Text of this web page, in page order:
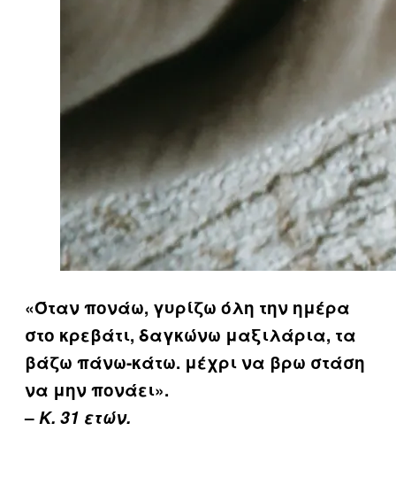
«Όταν πονάω, γυρίζω όλη την ημέρα
στο κρεβάτι, δαγκώνω μαξιλάρια, τα
βάζω πάνω-κάτω. μέχρι να βρω στάση
να μην πονάει».
–Κ. 31 ετών.